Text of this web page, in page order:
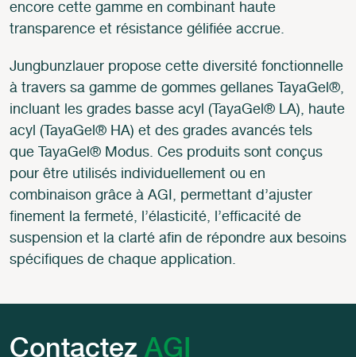
encore cette gamme en combinant haute
transparence et résistance gélifiée accrue.
Jungbunzlauer propose cette diversité fonctionnelle
à travers sa gamme de gommes gellanes TayaGel®,
incluant les grades basse acyl (TayaGel® LA), haute
acyl (TayaGel® HA) et des grades avancés tels
que TayaGel® Modus. Ces produits sont conçus
pour être utilisés individuellement ou en
combinaison grâce à AGI, permettant d’ajuster
finement la fermeté, l’élasticité, l’efficacité de
suspension et la clarté afin de répondre aux besoins
spécifiques de chaque application.
Contactez AGI